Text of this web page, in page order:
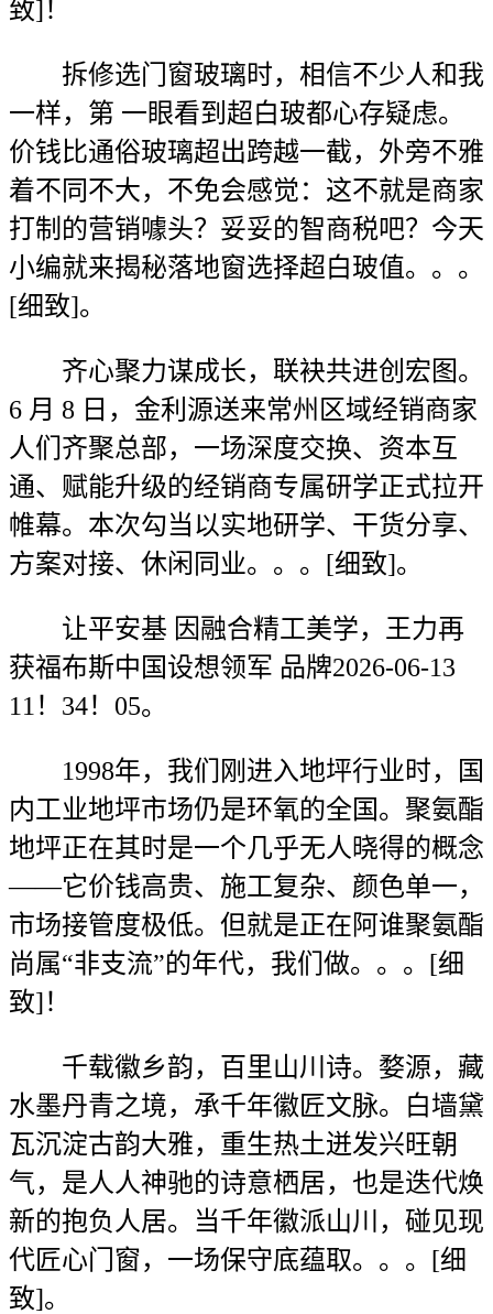
致]！
拆修选门窗玻璃时，相信不少人和我
一样，第 一眼看到超白玻都心存疑虑。
价钱比通俗玻璃超出跨越一截，外旁不雅
着不同不大，不免会感觉：这不就是商家
打制的营销噱头？妥妥的智商税吧？今天
小编就来揭秘落地窗选择超白玻值。。。
[细致]。
齐心聚力谋成长，联袂共进创宏图。
6 月 8 日，金利源送来常州区域经销商家
人们齐聚总部，一场深度交换、资本互
通、赋能升级的经销商专属研学正式拉开
帷幕。本次勾当以实地研学、干货分享、
方案对接、休闲同业。。。[细致]。
让平安基 因融合精工美学，王力再
获福布斯中国设想领军 品牌2026-06-13
11！34！05。
1998年，我们刚进入地坪行业时，国
内工业地坪市场仍是环氧的全国。聚氨酯
地坪正在其时是一个几乎无人晓得的概念
——它价钱高贵、施工复杂、颜色单一，
市场接管度极低。但就是正在阿谁聚氨酯
尚属“非支流”的年代，我们做。。。[细
致]！
千载徽乡韵，百里山川诗。婺源，藏
水墨丹青之境，承千年徽匠文脉。白墙黛
瓦沉淀古韵大雅，重生热土迸发兴旺朝
气，是人人神驰的诗意栖居，也是迭代焕
新的抱负人居。当千年徽派山川，碰见现
代匠心门窗，一场保守底蕴取。。。[细
致]。